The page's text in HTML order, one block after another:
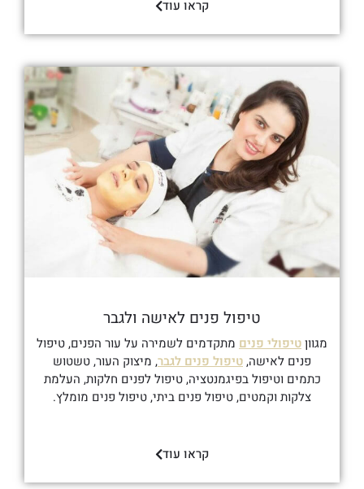
קראו עוד
טיפול פנים לאישה ולגבר
מגווןטיפולי פנים מתקדמים לשמירה על עור הפנים, טיפול
פנים לאישה,טיפול פנים לגבר, מיצוק העור, טשטוש
כתמים וטיפול בפיגמנטציה, טיפול לפנים חלקות, העלמת
צלקות וקמטים, טיפול פנים ביתי, טיפול פנים מומלץ.
קראו עוד